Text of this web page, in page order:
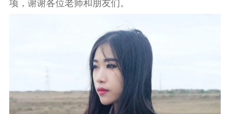
项，谢谢各位老师和朋友们。